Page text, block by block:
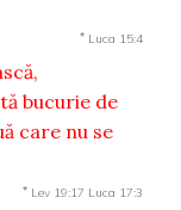
* Luca 15:4
bucurie de
care nu se
* Lev 19:17 Luca 17:3